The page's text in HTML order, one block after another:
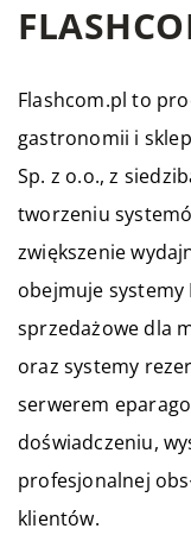
Flashcom.pl to
gastronomii i
Sp. z o.o., z
tworzeniu
zwiększenie
obejmuje systemy
sprzedażowe dla
oraz systemy
serwerem
doświadczeniu,
profesjonalnej
klientów.